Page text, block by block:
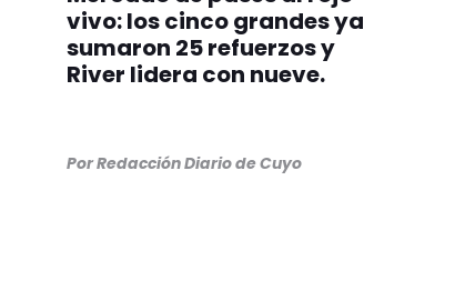
vivo: los cinco grandes ya
sumaron 25 refuerzos y
River lidera con nueve.
PorRedacción Diario de Cuyo